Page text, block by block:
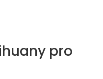
pro